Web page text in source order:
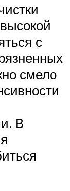
с
смело
В